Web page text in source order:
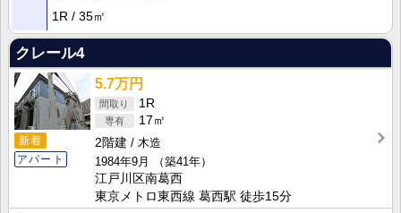
1R
35㎡
クレール4
新着
アパート
5.7万円
1R
17㎡
2階建
木造
1984年9月
（築41年）
江戸川区南葛西
東京メトロ東西線 葛西駅 徒歩15分